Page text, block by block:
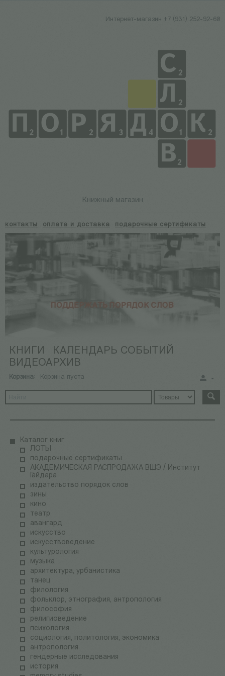
Интернет-магазин +7 (931) 252-92-60
Книжный магазин
контакты оплата и доставка подарочные сертификаты
КНИГИ
КАЛЕНДАРЬ СОБЫТИЙ
ВИДЕОАРХИВ
Корзина: Корзина пуста
Каталог книг
ЛОТЫ
подарочные сертификаты
АКАДЕМИЧЕСКАЯ РАСПРОДАЖА ВШЭ / Институт
Гайдара
издательство порядок слов
зины
кино
театр
авангард
искусство
искусствоведение
культурология
музыка
архитектура, урбанистика
танец
филология
фольклор, этнография, антропология
философия
религиоведение
психология
социология, политология, экономика
антропология
гендерные исследования
история